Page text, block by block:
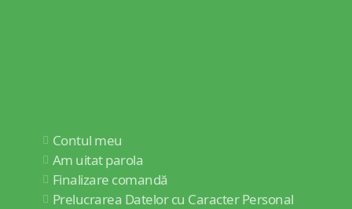
Contul meu
Am uitat parola
Finalizare comandă
Prelucrarea Datelor cu Caracter Personal